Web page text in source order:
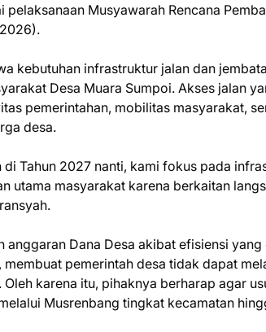
Musyawarah Rencana
kebutuhan infrastruktur jalan dan
Desa Muara Sumpoi. Akses jalan
pemerintahan, mobilitas masyarakat,
desa.
Tahun 2027 nanti, kami fokus pada
utama masyarakat karena berkaitan
anggaran Dana Desa akibat efisiensi
pemerintah desa tidak dapat
karena itu, pihaknya berharap agar
Musrenbang tingkat kecamatan